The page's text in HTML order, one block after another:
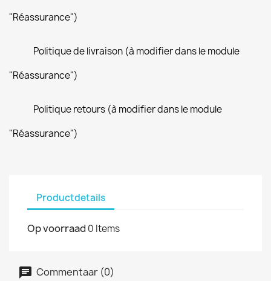
"Réassurance")
Politique de livraison (à modifier dans le module
"Réassurance")
Politique retours (à modifier dans le module
"Réassurance")
Productdetails
Op voorraad 0 Items
Commentaar (0)